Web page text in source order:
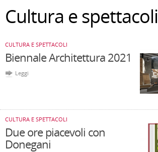
CULTURA E SPETTACOLI POLITICA
DELLE IDEE FATTI DELLO SPIRITO CCCVA
Cultura e spettacoli
CULTURA E SPETTACOLI
Biennale Architettura 2021
Leggi
CULTURA E SPETTACOLI
Due ore piacevoli con
Donegani